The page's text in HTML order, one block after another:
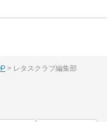
レタスクラブ編集部